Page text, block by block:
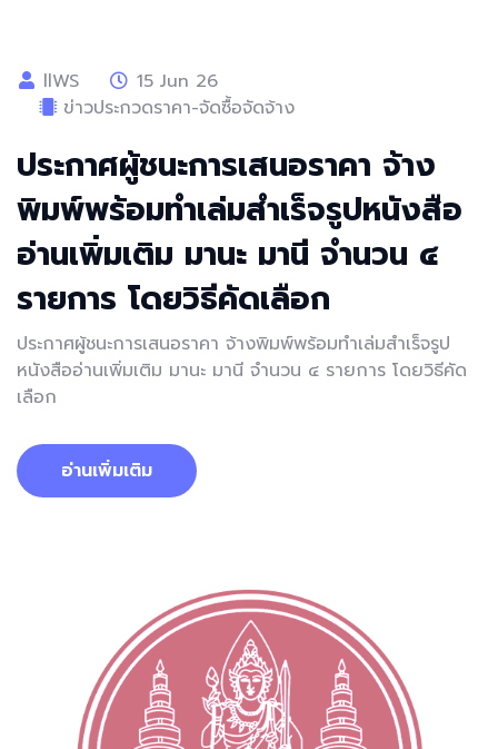
llWS
15 Jun 26
ข่าวประกวดราคา-จัดซื้อจัดจ้าง
ประกาศผู้ชนะการเสนอราคา จ้าง
พิมพ์พร้อมทำเล่มสำเร็จรูปหนังสือ
อ่านเพิ่มเติม มานะ มานี จำนวน ๔
รายการ โดยวิธีคัดเลือก
ประกาศผู้ชนะการเสนอราคา จ้างพิมพ์พร้อมทำเล่มสำเร็จรูป
หนังสืออ่านเพิ่มเติม มานะ มานี จำนวน ๔ รายการ โดยวิธีคัด
เลือก
อ่านเพิ่มเติม